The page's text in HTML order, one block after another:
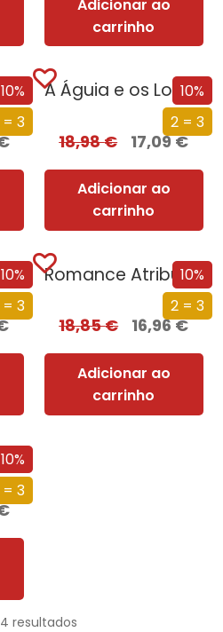
Adicionar ao
carrinho
10%
= 3
10%
2 = 3
A Águia e os Lobos
18,98€ 17,09€
Adicionar ao
carrinho
10%
= 3
10%
2 = 3
Romance Atribulado
18,85€ 16,96€
Adicionar ao
carrinho
10%
= 3
As Garras da Águia
resultados